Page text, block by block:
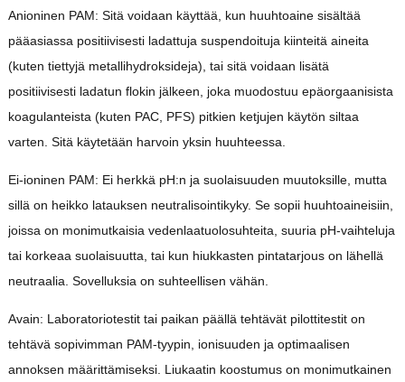
Anioninen PAM: Sitä voidaan käyttää, kun huuhtoaine sisältää
pääasiassa positiivisesti ladattuja suspendoituja kiinteitä aineita
(kuten tiettyjä metallihydroksideja), tai sitä voidaan lisätä
positiivisesti ladatun flokin jälkeen, joka muodostuu epäorgaanisista
koagulanteista (kuten PAC, PFS) pitkien ketjujen käytön siltaa
varten. Sitä käytetään harvoin yksin huuhteessa.
Ei-ioninen PAM: Ei herkkä pH:n ja suolaisuuden muutoksille, mutta
sillä on heikko latauksen neutralisointikyky. Se sopii huuhtoaineisiin,
joissa on monimutkaisia vedenlaatuolosuhteita, suuria pH-vaihteluja
tai korkeaa suolaisuutta, tai kun hiukkasten pintatarjous on lähellä
neutraalia. Sovelluksia on suhteellisen vähän.
Avain: Laboratoriotestit tai paikan päällä tehtävät pilottitestit on
tehtävä sopivimman PAM-tyypin, ionisuuden ja optimaalisen
annoksen määrittämiseksi. Liukaatin koostumus on monimutkainen